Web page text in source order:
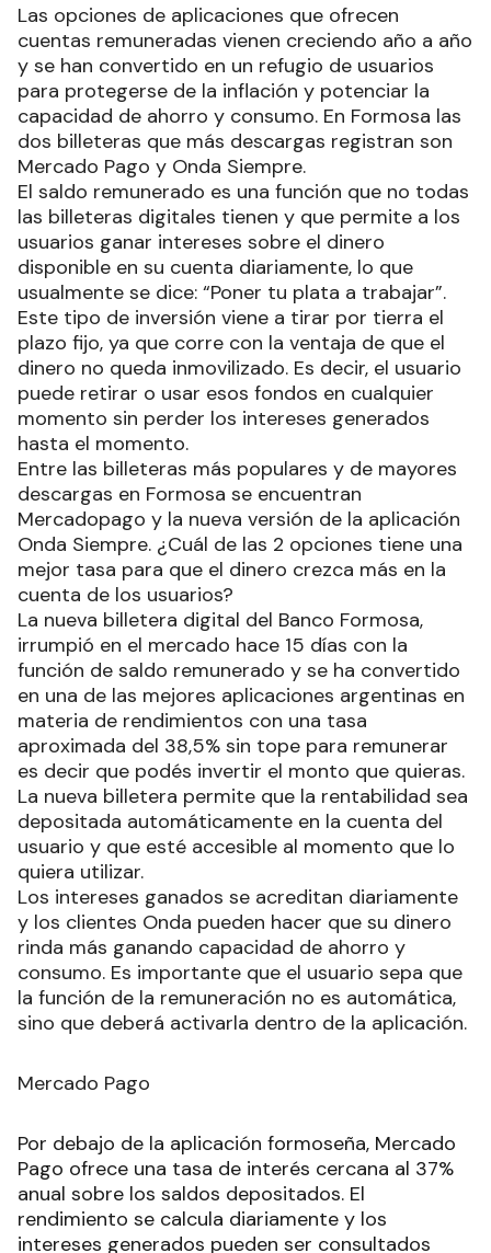
Las opciones de aplicaciones que ofrecen
cuentas remuneradas vienen creciendo año a año
y se han convertido en un refugio de usuarios
para protegerse de la inflación y potenciar la
capacidad de ahorro y consumo. En Formosa las
dos billeteras que más descargas registran son
Mercado Pago y Onda Siempre.
El saldo remunerado es una función que no todas
las billeteras digitales tienen y que permite a los
usuarios ganar intereses sobre el dinero
disponible en su cuenta diariamente, lo que
usualmente se dice: “Poner tu plata a trabajar”.
Este tipo de inversión viene a tirar por tierra el
plazo fijo, ya que corre con la ventaja de que el
dinero no queda inmovilizado. Es decir, el usuario
puede retirar o usar esos fondos en cualquier
momento sin perder los intereses generados
hasta el momento.
Entre las billeteras más populares y de mayores
descargas en Formosa se encuentran
Mercadopago y la nueva versión de la aplicación
Onda Siempre. ¿Cuál de las 2 opciones tiene una
mejor tasa para que el dinero crezca más en la
cuenta de los usuarios?
La nueva billetera digital del Banco Formosa,
irrumpió en el mercado hace 15 días con la
función de saldo remunerado y se ha convertido
en una de las mejores aplicaciones argentinas en
materia de rendimientos con una tasa
aproximada del 38,5% sin tope para remunerar
es decir que podés invertir el monto que quieras.
La nueva billetera permite que la rentabilidad sea
depositada automáticamente en la cuenta del
usuario y que esté accesible al momento que lo
quiera utilizar.
Los intereses ganados se acreditan diariamente
y los clientes Onda pueden hacer que su dinero
rinda más ganando capacidad de ahorro y
consumo. Es importante que el usuario sepa que
la función de la remuneración no es automática,
sino que deberá activarla dentro de la aplicación.
Mercado Pago
Por debajo de la aplicación formoseña, Mercado
Pago ofrece una tasa de interés cercana al 37%
anual sobre los saldos depositados. El
rendimiento se calcula diariamente y los
intereses generados pueden ser consultados